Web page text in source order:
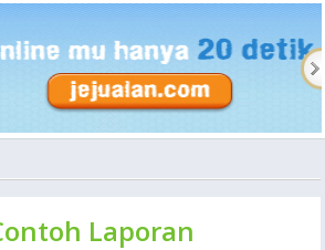
Laporan